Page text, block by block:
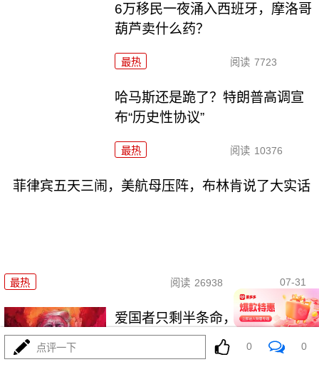
6万移民一夜涌入西班牙，摩洛哥
葫芦卖什么药？
最热 阅读 7723
哈马斯还是跪了？特朗普高调宣
布“历史性协议”
最热 阅读 10376
菲律宾五天三闹，美航母压阵，布林肯说了大实话
最热 阅读 26938 07-31
爱国者只剩半条命，美军却拉着
沙特去伊拉克踩雷
点评一下 0 0